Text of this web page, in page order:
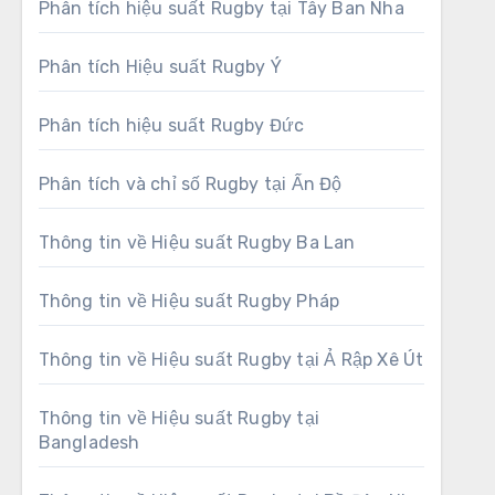
Phân tích hiệu suất Rugby tại Tây Ban Nha
Phân tích Hiệu suất Rugby Ý
Phân tích hiệu suất Rugby Đức
Phân tích và chỉ số Rugby tại Ấn Độ
Thông tin về Hiệu suất Rugby Ba Lan
Thông tin về Hiệu suất Rugby Pháp
Thông tin về Hiệu suất Rugby tại Ả Rập Xê Út
Thông tin về Hiệu suất Rugby tại
Bangladesh